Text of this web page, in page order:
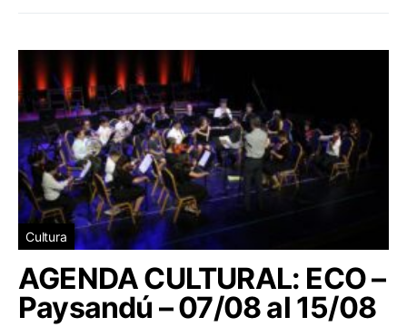
Cultura
AGENDA CULTURAL: ECO –
Paysandú – 07/08 al 15/08